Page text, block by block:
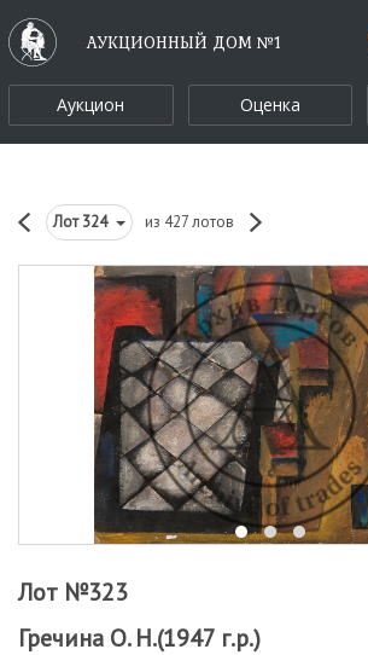
АУКЦИОННЫЙ ДОМ №1
Аукцион Оценка
Лот324 из 427 лотов
Лот №323
Гречина О. Н.(1947 г.р.)